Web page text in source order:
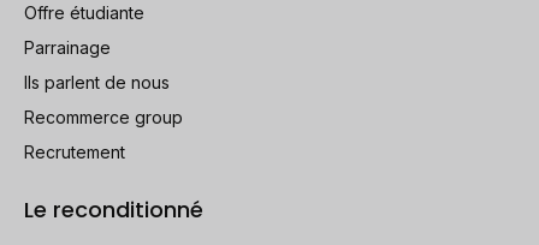
et 40 autres
Offre étudiante
Parrainage
Ils parlent de nous
Recommerce group
Recrutement
Le reconditionné